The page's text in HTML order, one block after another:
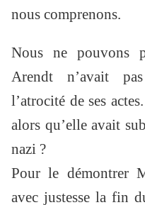
nous comprenons.
Nous ne pouvons
Arendt n’avait
l’atrocité de ses
alors qu’elle avait
nazi ?
Pour le démontrer
avec justesse la fin